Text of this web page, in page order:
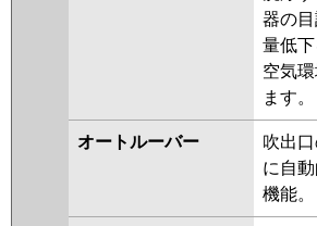
PA-P45U7HNC
AUSA04577M
PLZ-
ERMP45H5
PLZ-
ERMP45HE4
PLZ-
ERMP45HE3
PLZ-ERMP45H2
器の
量低
空気
ます。
オートルーバー
吹出
に自
機能。